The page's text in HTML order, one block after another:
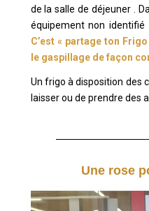
de la salle de déjeuner .
équipement non identifié
C’est « partage ton
le gaspillage de façon
Un frigo à disposition des
laisser ou de prendre des
Une rose